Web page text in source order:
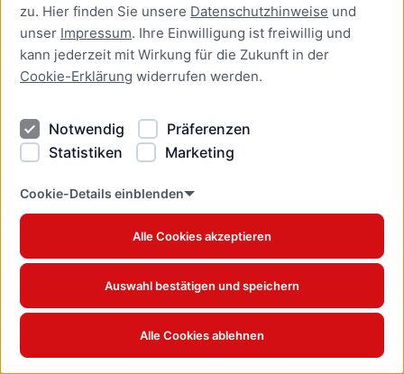
zu. Hier finden Sie unsere Datenschutzhinweise und
unser Impressum. Ihre Einwilligung ist freiwillig und
kann jederzeit mit Wirkung für die Zukunft in der
Cookie-Erklärung widerrufen werden.
Notwendig
Präferenzen
Statistiken
Marketing
Cookie-Details einblenden
Alle Cookies akzeptieren
Auswahl bestätigen und speichern
Alle Cookies ablehnen
Aufenthaltserlaubnis zur
bedingten Zulassung zum
Studium oder zum
Teilzeitstudium beantragen
Online-Dienst
Aufenthaltserlaubnis zur
Beschäftigung als Fachkraft
mit akademischer
Ausbildung beantragen
Aufenthaltserlaubnis zur
betrieblichen Aus- und
Weiterbildung verlängern
Online-Dienst
Aufenthaltserlaubnis zur